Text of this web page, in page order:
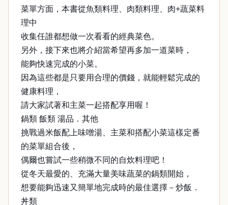
菜單方面，本書從魚類料理、肉類料理、肉+蔬菜料
理中
收集任誰都想做一次看看的經典菜色。
另外，接下來也將介紹當希望再多加一道菜時，
能夠快速完成的小菜。
因為這些都是只要用合理的價錢，就能輕鬆完成的
健康料理，
請大家試著和主菜一起搭配享用喔！
鍋類 飯類 湯品．其他
挑戰過米飯配上味噌湯、主菜和搭配小菜這樣定番
的菜單組合後，
偶爾也嘗試一些稍微不同的自炊料理吧！
從冬天最愛的、充滿大量美味蔬菜的鍋類開始，
想要能夠迅速又簡單地完成時的最佳選擇－炒飯．
丼類